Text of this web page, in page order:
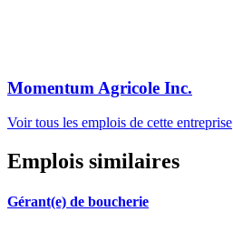
Momentum Agricole Inc.
Voir tous les emplois de cette entreprise
Emplois similaires
Gérant(e) de boucherie